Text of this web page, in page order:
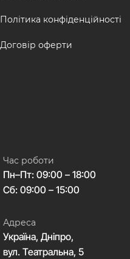
Політика конфіденційності
Договір оферти
Час роботи
Пн–Пт: 09:00 – 18:00
Сб: 09:00 – 15:00
Адреса
Україна, Дніпро,
вул. Театральна, 5